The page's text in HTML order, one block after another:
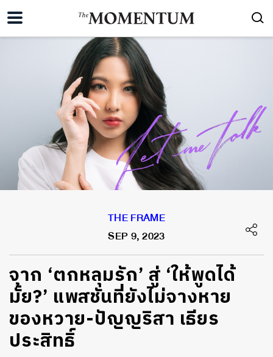
THE FRAME
SEP 9, 2023
จาก ‘ตกหลุมรัก’ สู่ ‘ให้พูดได้
มั้ย?’ แพสชันที่ยังไม่จางหาย
ของหวาย-ปัญญริสา เธียร
ประสิทธิ์